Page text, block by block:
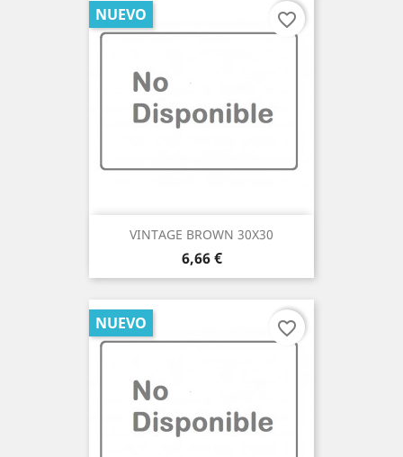
VINTAGE BROWN 30X30
Precio
6,66 €
NUEVO favorite_border
NUEVO favorite_border